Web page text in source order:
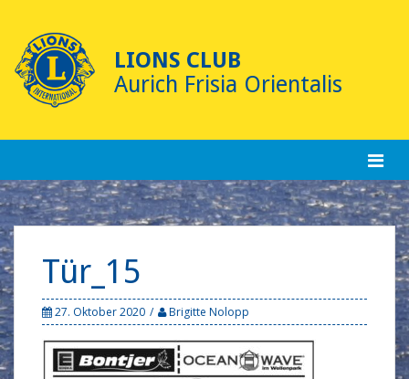
content
LIONS CLUB
Aurich Frisia Orientalis
Tür_15
27. Oktober 2020 Brigitte Nolopp